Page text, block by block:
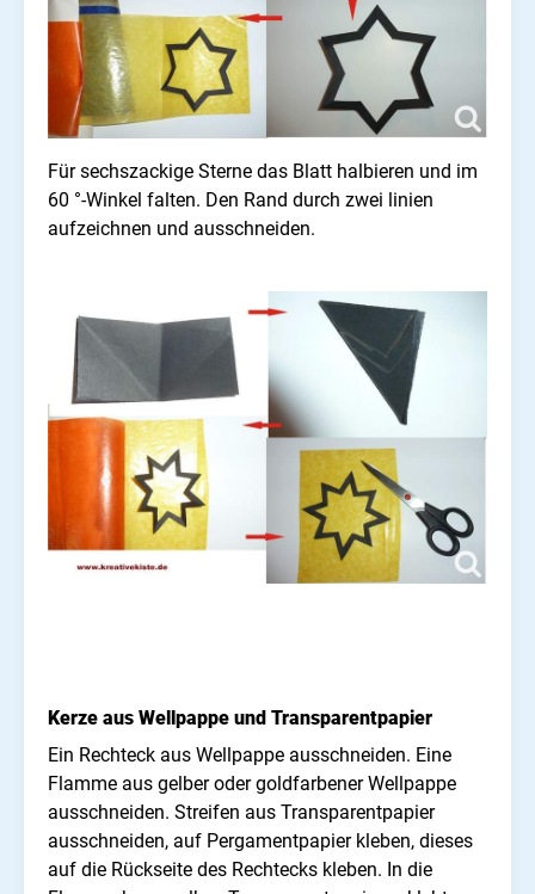
Für sechszackige Sterne das Blatt halbieren und im
60 °-Winkel falten. Den Rand durch zwei linien
aufzeichnen und ausschneiden.
Kerze aus Wellpappe und Transparentpapier
Ein Rechteck aus Wellpappe ausschneiden. Eine
Flamme aus gelber oder goldfarbener Wellpappe
ausschneiden. Streifen aus Transparentpapier
ausschneiden, auf Pergamentpapier kleben, dieses
auf die Rückseite des Rechtecks kleben. In die